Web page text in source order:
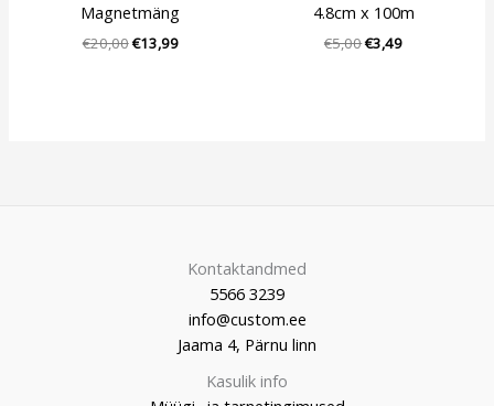
Magnetmäng
€20,00€13,99
4.8cm x 100m
€5,00€3,49
Kontaktandmed
5566 3239
info@custom.ee
Jaama 4, Pärnu linn
Kasulik info